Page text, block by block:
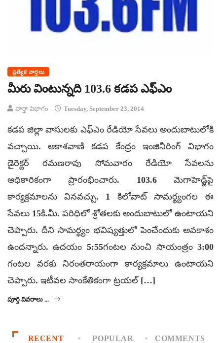
ప్రత్యేక వార్తలు
మీరు వింటున్నది 103.6 కడప ఎఫ్ఎం
వార్తా విభాగం Tuesday, September 23, 2014
కడప జిల్లా వాసులకు ఎఫ్ఎం రేడియో సేవలు అందుబాటులోకి
వచ్చాయి. ఆకాశవాణి కడప కేంద్రం ఇంజినీరింగ్ విభాగం
డైరెక్టర్ రమణరావు సోమవారం రేడియో సేవలను
అధికారికంగా ప్రారంభించారు. 103.6 మెగాహెడ్జ్‌పై
కార్యక్రమాలను వినవచ్చు. 1 కిలోవాట్ సామర్థ్యంగల ఈ
సేవలు 15కి.మీ. పరిధిలో శ్రోతలకు అందుబాటులో ఉంటాయని
చెప్పారు. దీని సామర్థ్యం భవిష్యత్తులో పెంచేందుకు అవకాశం
ఉందన్నారు. ఉదయం 5:55గంటల నుంచి సాయంత్రం 3:00
గంటల వరకు నిరంతరాయంగా కార్యక్రమాలు ఉంటాయని
చెప్పారు. ఇటీవల సాంకేతికంగా ట్రయల్ […]
పూర్తి వివరాలు ...
RECENT POPULAR COMMENTS